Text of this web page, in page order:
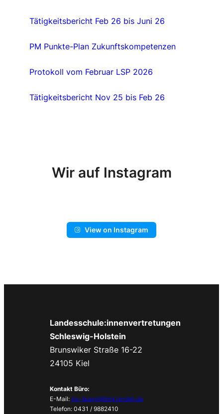
Tätigkeitsbericht Feb 26 bis Juni 26
PM Punkte-Plan Zukunftskompetenzen
Protokoll vom Februar LSP 2026
Tätigkeitsbericht Nov 25 bis Feb 26
Wir auf Instagram
View on Instagram
Landesschule:innenvertretungen
Schleswig-Holstein
Brunswiker Straße 16-22
24105 Kiel
Kontakt Büro:
E-Mail: lsv-buero@bimi.landsh.de
Telefon: 0431 / 9882410